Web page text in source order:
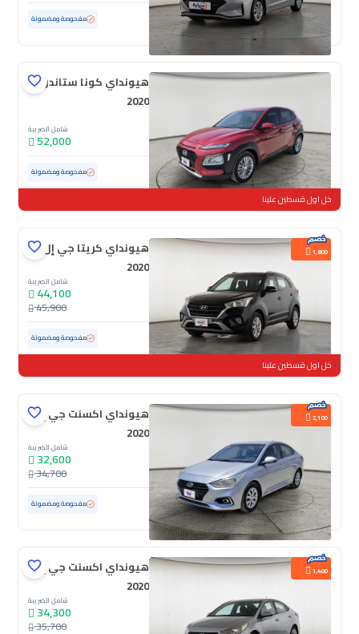
مستعملة 124,907 كم مفحوصة ومضمونة
هيونداي كونا ستاندر
2020
شامل الضريبة
52,000
مستعملة 37,225 كم ممشى قليل مفحوصة ومضمونة
خل اول قسطين علينا
1,800
هيونداي كريتا جي إل
2020
شامل الضريبة
44,100
45,900
مستعملة 97,534 كم مفحوصة ومضمونة
خل اول قسطين علينا
2,100
هيونداي اكسنت جي إل
2020
شامل الضريبة
32,600
34,700
مستعملة 173,460 كم مفحوصة ومضمونة
1,400
هيونداي اكسنت جي إل
2020
شامل الضريبة
34,300
35,700